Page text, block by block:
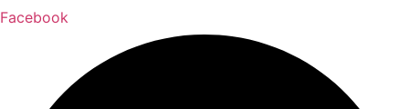
Facebook